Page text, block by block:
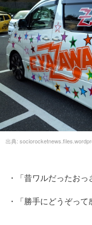
出典:
・「昔ワルだったおっ
・「勝手にどうぞって